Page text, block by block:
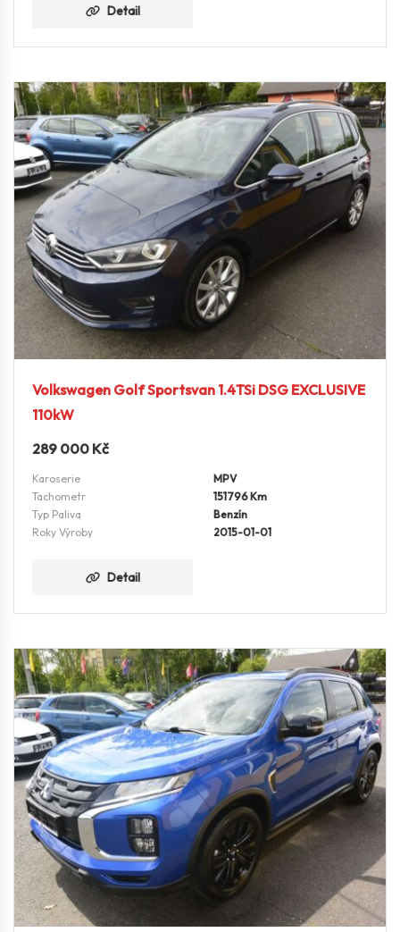
Detail
Volkswagen Golf Sportsvan 1.4TSi DSG EXCLUSIVE
110kW
289 000 Kč
Karoserie
MPV
Tachometr
151796 Km
Typ Paliva
Benzín
Roky Výroby
2015-01-01
Detail